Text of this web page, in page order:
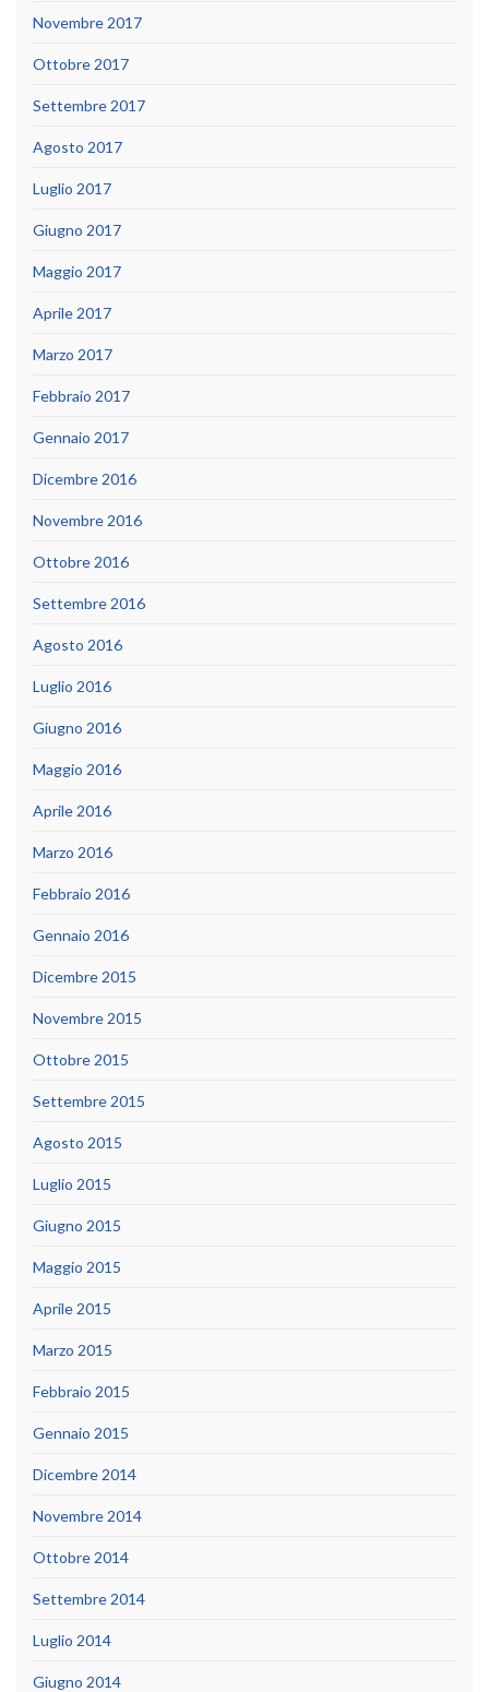
Novembre 2017
Ottobre 2017
Settembre 2017
Agosto 2017
Luglio 2017
Giugno 2017
Maggio 2017
Aprile 2017
Marzo 2017
Febbraio 2017
Gennaio 2017
Dicembre 2016
Novembre 2016
Ottobre 2016
Settembre 2016
Agosto 2016
Luglio 2016
Giugno 2016
Maggio 2016
Aprile 2016
Marzo 2016
Febbraio 2016
Gennaio 2016
Dicembre 2015
Novembre 2015
Ottobre 2015
Settembre 2015
Agosto 2015
Luglio 2015
Giugno 2015
Maggio 2015
Aprile 2015
Marzo 2015
Febbraio 2015
Gennaio 2015
Dicembre 2014
Novembre 2014
Ottobre 2014
Settembre 2014
Luglio 2014
Giugno 2014